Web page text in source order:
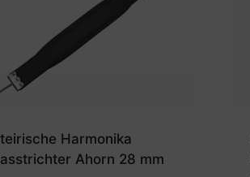
Harmonika
Ahorn 28 mm